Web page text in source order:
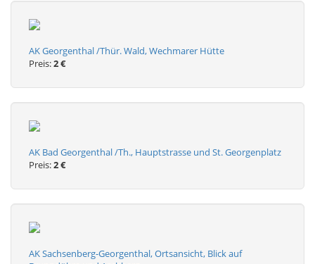
AK Georgenthal /Thür. Wald, Wechmarer Hütte
Preis:2 €
AK Bad Georgenthal /Th., Hauptstrasse und St. Georgenplatz
Preis:2 €
AK Sachsenberg-Georgenthal, Ortsansicht, Blick auf